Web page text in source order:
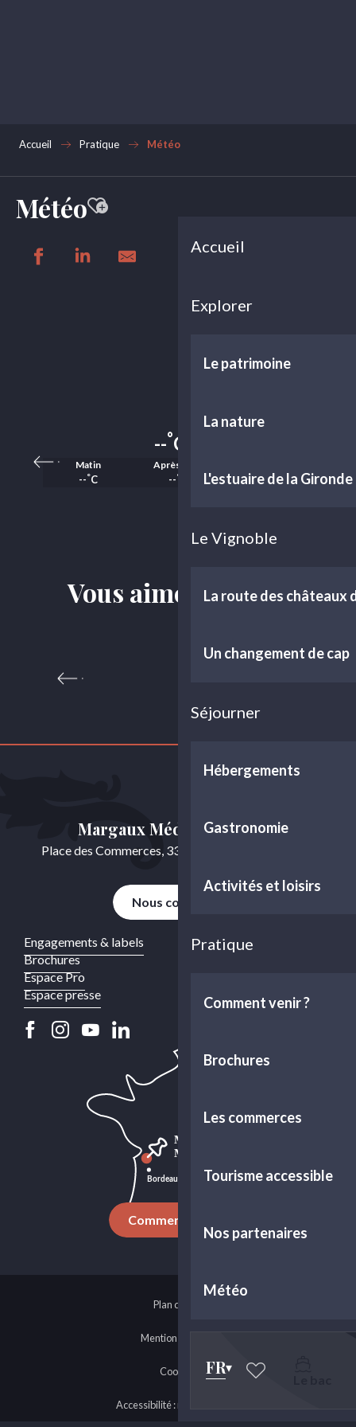
Accueil
Explorer
Le patrimoine
La nature
L'estuaire de la Gironde
Le Vignoble
La route des châteaux
Un changement de cap
Séjourner
Hébergements
Gastronomie
Activités et loisirs
Pratique
Comment venir ?
Brochures
Les commerces
Tourisme accessible
Nos partenaires
Météo
FR
Accueil Pratique Météo
MétéoAjouter aux favoris
--°C
Matin
--°C
Après-midi
--° -- °C
Vous aimerez aussi
Margaux Saveurs
Engagements & labels
Brochures
Espace Pro
Espace presse
Margaux Médoc Tourisme
Place des Commerces, 33460 Cussac-Fort-Médoc
Nous contacter
Comment venir ?
Plan du site
Mentions légales
Cookies
Accessibilité : non-conforme